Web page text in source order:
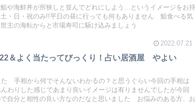
や海鮮丼が所狭しと並んでどれにしよう…というイメージをお持
・日・祝のみ!!平日の昼に行っても何もありません 鮨食べる気
主の海転からと市場寿司に駆け込みましょう
2022.07.21
＆よく当たってびっくり！占い居酒屋 やよい
手相から何でそんないわかるの？と思うぐらい今回の手相は
わりした感じであまり良いイメージは有りませんでしたが今回
自分と相性の良い方なのだなと思いました お悩みのある方、お